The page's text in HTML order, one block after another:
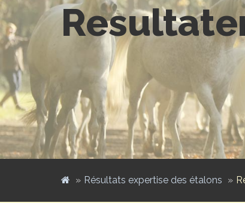
Résultats expertise des étalons